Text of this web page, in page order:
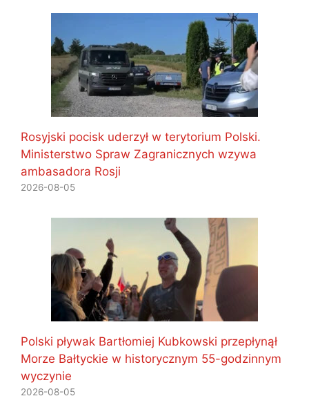
Rosyjski pocisk uderzył w terytorium Polski.
Ministerstwo Spraw Zagranicznych wzywa
ambasadora Rosji
2026-08-05
Polski pływak Bartłomiej Kubkowski przepłynął
Morze Bałtyckie w historycznym 55-godzinnym
wyczynie
2026-08-05